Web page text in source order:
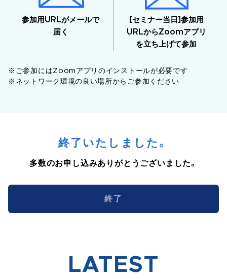
参加用URLがメールで
届く
[セミナー当日]参加用
URLからZoomアプリ
を立ち上げて参加
※ご参加にはZoomアプリのインストールが必要です
※ネットワーク環境の良い場所からご参加ください
終了いたしました。
多数のお申し込みありがとうございました。
終了
LATEST